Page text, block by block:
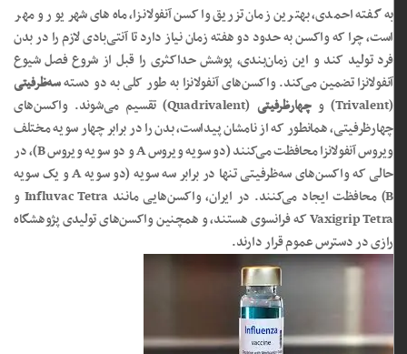
به گفته احمدی، بهترین زمان تزریق واکسن آنفولانزا، ماه‌های شهریور و مهر
است، چرا که واکسن به حدود دو هفته زمان نیاز دارد تا آنتی‌بادی لازم را در بدن
فرد تولید کند و این زمان‌بندی، پوشش حداکثری را قبل از شروع فصل شیوع
آنفولانزا تضمین می‌کند. واکسن‌های آنفولانزا به طور کلی به دو دستهسه‌ظرفیتی
چهارظرفیتی
(Quadrivalent) تقسیم می‌شوند. واکسن‌های
چهارظرفیتی، همانطور که از نامشان پیداست، بدن را در برابر چهار سویه مختلف
ویروس آنفولانزا محافظت می‌کنند (دو سویه ویروس A و دو سویه ویروس B)، در
حالی که واکسن‌های سه‌ظرفیتی تنها در برابر سه سویه (دو سویه A و یک سویه
B) محافظت ایجاد می‌کنند. در ایران، واکسن‌هایی مانند Influvac Tetra و
Vaxigrip Tetra که فرانسوی هستند، و همچنین واکسن‌های تولیدی پژوهشگاه
رازی در دسترس عموم قرار دارند.